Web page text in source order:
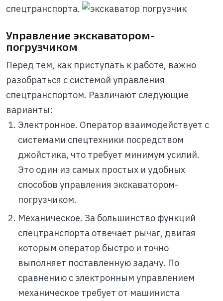
спецтранспорта.
Управление экскаватором-
погрузчиком
Перед тем, как приступать к работе, важно
разобраться с системой управления
спецтранспортом. Различают следующие
варианты:
Электронное. Оператор взаимодействует с
системами спецтехники посредством
джойстика, что требует минимум усилий.
Это один из самых простых и удобных
способов управления экскаватором-
погрузчиком.
Механическое. За большинство функций
спецтранспорта отвечает рычаг, двигая
которым оператор быстро и точно
выполняет поставленную задачу. По
сравнению с электронным управлением
механическое требует от машиниста